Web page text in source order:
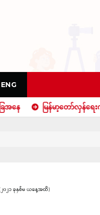
ENG
မြန်မာ့တော်လှန်ရေးကာလ လွတ်လပ်